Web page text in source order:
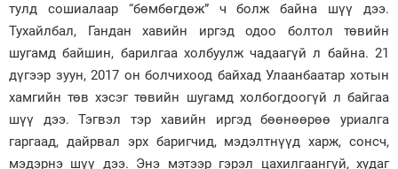
тулд сошиалаар “бөмбөгдөж” ч болж байна шүү дээ.
Тухайлбал, Гандан хавийн иргэд одоо болтол төвийн
шугамд байшин, барилгаа холбуулж чадаагүй л байна. 21
дүгээр зуун, 2017 он болчихоод байхад Улаанбаатар хотын
хамгийн төв хэсэг төвийн шугамд холбогдоогүй л байгаа
шүү дээ. Тэгвэл тэр хавийн иргэд бөөнөөрөө уриалга
гаргаад, дайрвал эрх баригчид, мэдэлтнүүд харж, сонсч,
мэдэрнэ шүү дээ. Энэ мэтээр гэрэл цахилгаангүй, худаг